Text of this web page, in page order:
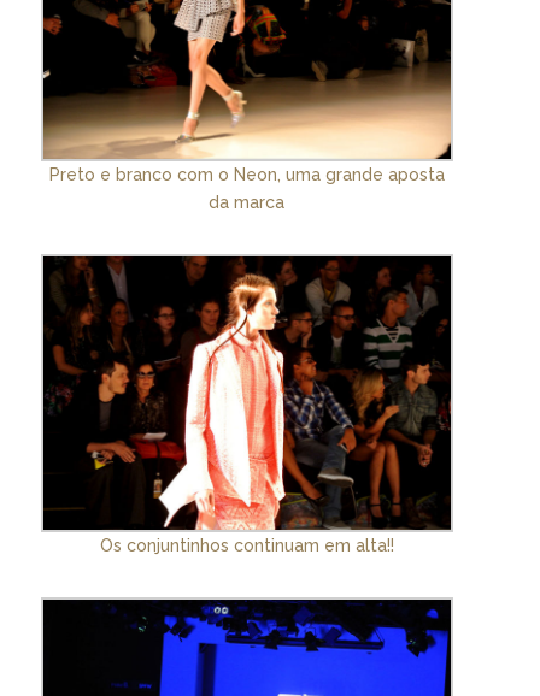
Preto e branco com o Neon, uma grande aposta
da marca
Os conjuntinhos continuam em alta!!